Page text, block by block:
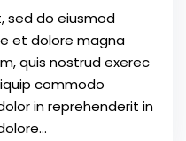
sed do eiusmod
et dolore magna
quis nostrud exerec
commodo
in reprehenderit in